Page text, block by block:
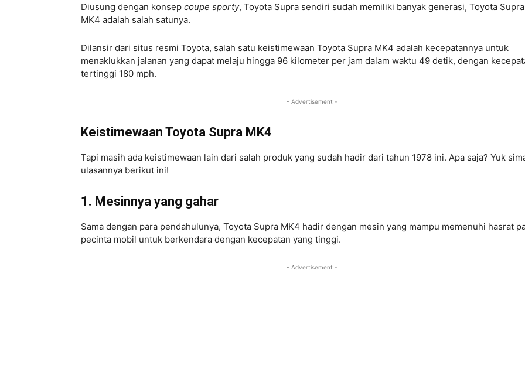
Diusung dengan konsep coupe sporty, Toyota Supra sendiri sudah memiliki banyak generasi, Toyota Supra
MK4 adalah salah satunya.
Dilansir dari situs resmi Toyota, salah satu keistimewaan Toyota Supra MK4 adalah kecepatannya untuk
menaklukkan jalanan yang dapat melaju hingga 96 kilometer per jam dalam waktu 49 detik, dengan
tertinggi 180 mph.
- Advertisement -
Keistimewaan Toyota Supra MK4
Tapi masih ada keistimewaan lain dari salah produk yang sudah hadir dari tahun 1978 ini. Apa saja? Yuk
ulasannya berikut ini!
1. Mesinnya yang gahar
Sama dengan para pendahulunya, Toyota Supra MK4 hadir dengan mesin yang mampu memenuhi hasrat
pecinta mobil untuk berkendara dengan kecepatan yang tinggi.
- Advertisement -